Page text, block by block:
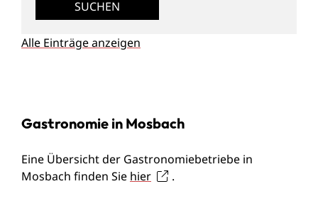
Alle Einträge anzeigen
Gastronomie in Mosbach
Eine Übersicht der Gastronomiebetriebe in
Mosbach finden Sie hier .